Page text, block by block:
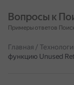
Вопросы к
Примеры ответов
Главная /
функцию Unused